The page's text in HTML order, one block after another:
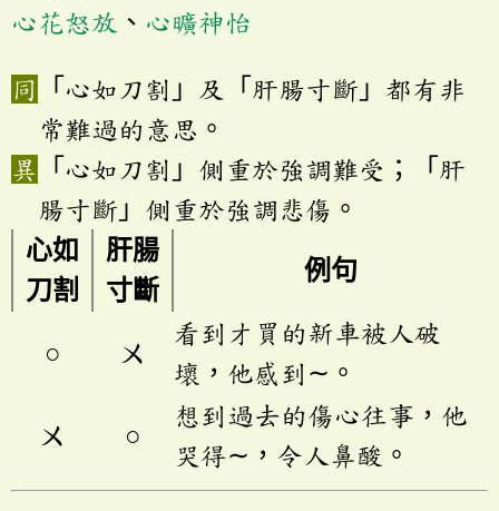
心花怒放 、 心曠神怡
「心如刀割」及「肝腸寸斷」都有非
常難過的意思。
「心如刀割」側重於強調難受；「肝
腸寸斷」側重於強調悲傷。
心如
刀割
肝腸
寸斷
例句
○ ㄨ
看到才買的新車被人破
壞，他感到∼。
ㄨ ○
想到過去的傷心往事，他
哭得∼，令人鼻酸。